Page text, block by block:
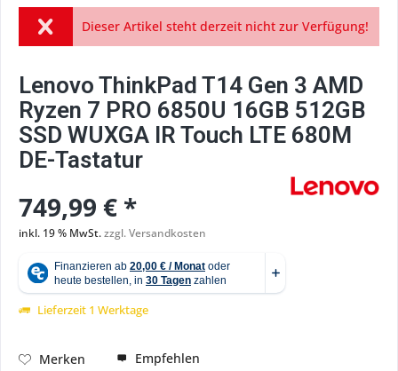
Dieser Artikel steht derzeit nicht zur Verfügung!
Lenovo ThinkPad T14 Gen 3 AMD
Ryzen 7 PRO 6850U 16GB 512GB
SSD WUXGA IR Touch LTE 680M
DE-Tastatur
749,99 € *
inkl. 19 % MwSt.zzgl. Versandkosten
Lieferzeit 1 Werktage
Merken Empfehlen